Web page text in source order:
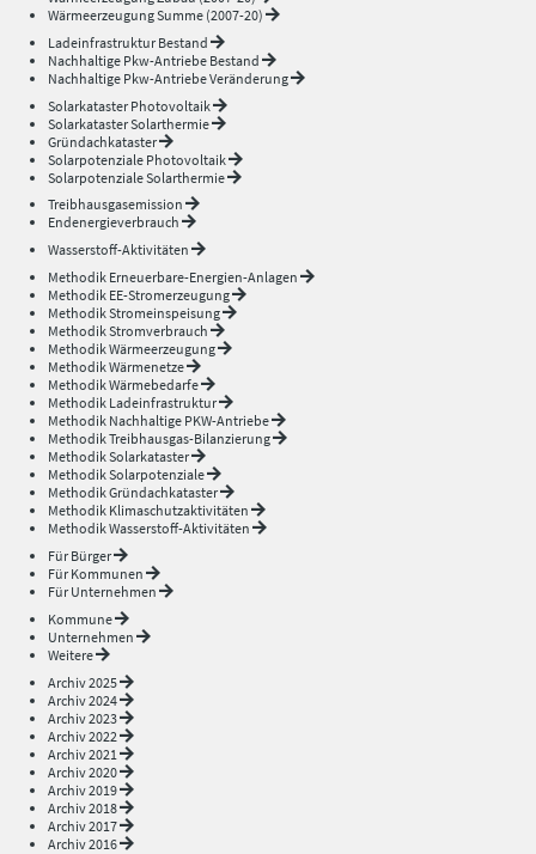
Wärmeerzeugung Summe (2007-20)
Ladeinfrastruktur Bestand
Nachhaltige Pkw-Antriebe Bestand
Nachhaltige Pkw-Antriebe Veränderung
Solarkataster Photovoltaik
Solarkataster Solarthermie
Gründachkataster
Solarpotenziale Photovoltaik
Solarpotenziale Solarthermie
Treibhausgasemission
Endenergieverbrauch
Wasserstoff-Aktivitäten
Methodik Erneuerbare-Energien-Anlagen
Methodik EE-Stromerzeugung
Methodik Stromeinspeisung
Methodik Stromverbrauch
Methodik Wärmeerzeugung
Methodik Wärmenetze
Methodik Wärmebedarfe
Methodik Ladeinfrastruktur
Methodik Nachhaltige PKW-Antriebe
Methodik Treibhausgas-Bilanzierung
Methodik Solarkataster
Methodik Solarpotenziale
Methodik Gründachkataster
Methodik Klimaschutzaktivitäten
Methodik Wasserstoff-Aktivitäten
Für Bürger
Für Kommunen
Für Unternehmen
Kommune
Unternehmen
Weitere
Archiv 2025
Archiv 2024
Archiv 2023
Archiv 2022
Archiv 2021
Archiv 2020
Archiv 2019
Archiv 2018
Archiv 2017
Archiv 2016